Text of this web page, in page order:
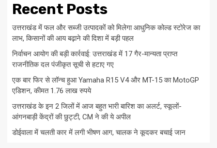
Recent Posts
उत्तराखंड में फल और सब्जी उत्पादकों को मिलेगा आधुनिक कोल्ड स्टोरेज का
लाभ, किसानों की आय बढ़ाने की दिशा में बड़ी पहल
निर्वाचन आयोग की बड़ी कार्रवाई: उत्तराखंड में 17 गैर-मान्यता प्राप्त
राजनीतिक दल पंजीकृत सूची से हटाए गए
एक बार फिर से लॉन्च हुआ Yamaha R15 V4 और MT-15 का MotoGP
एडिशन, कीमत 1.76 लाख रुपये
उत्तराखंड के इन 2 जिलों में आज बहुत भारी बारिश का अलर्ट, स्कूलों-
आंगनबाड़ी केंद्रों की छुट्टी, CM ने की ये अपील
डोईवाला में चलती कार में लगी भीषण आग, चालक ने कूदकर बचाई जान